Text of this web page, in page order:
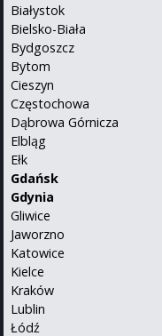
Białystok
Bielsko-Biała
Bydgoszcz
Bytom
Cieszyn
Częstochowa
Dąbrowa Górnicza
Elbląg
Ełk
Gdańsk
Gdynia
Gliwice
Jaworzno
Katowice
Kielce
Kraków
Lublin
Łódź